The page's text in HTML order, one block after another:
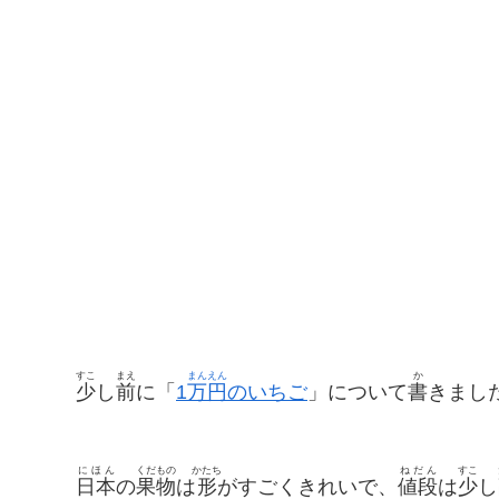
少
すこ
し前
まえ
に「 1万
まん
円
えん
のいちご 」について書
か
きまし
日本
にほん
の果物
くだもの
は形
かたち
がすごくきれいで、 値段
ねだん
は少
すこ
し